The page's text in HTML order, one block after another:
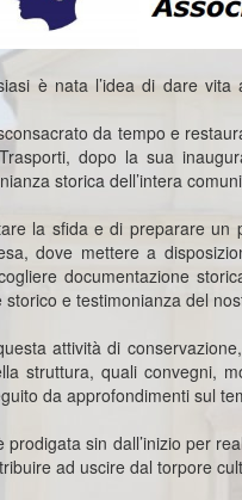
è nata l’idea di dare
da tempo e
dopo la sua
storica dell’intera
la sfida e di preparare un
dove mettere a
documentazione
e testimonianza del
attività di
struttura, quali convegni,
da approfondimenti sul
prodigata sin dall’inizio per
ad uscire dal torpore